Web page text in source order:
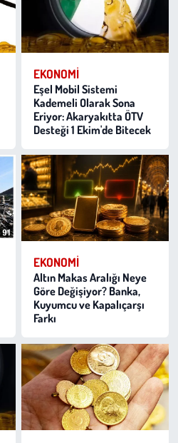
EKONOMI
Eşel Mobil Sistemi
Kademeli Olarak Sona
Eriyor: Akaryakıtta ÖTV
Desteği 1 Ekim'de Bitecek
EKONOMI
Altın Makas Aralığı Neye
Göre Değişiyor? Banka,
Kuyumcu ve Kapalıçarşı
Farkı